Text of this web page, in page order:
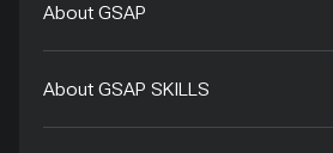
About GSAP
About GSAP SKILLS